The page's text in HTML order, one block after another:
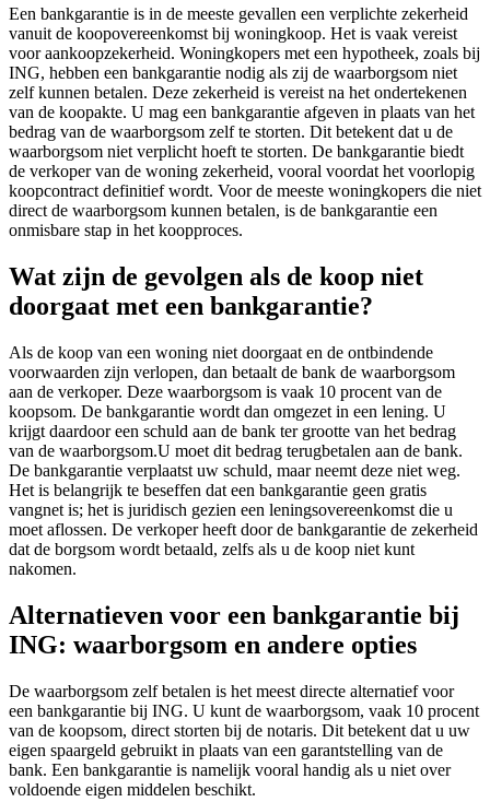
Een bankgarantie is in de meeste gevallen een verplichte zekerheid
vanuit de koopovereenkomst bij woningkoop. Het is vaak vereist
voor aankoopzekerheid. Woningkopers met een hypotheek, zoals bij
ING, hebben een bankgarantie nodig als zij de waarborgsom niet
zelf kunnen betalen. Deze zekerheid is vereist na het ondertekenen
van de koopakte. U mag een bankgarantie afgeven in plaats van het
bedrag van de waarborgsom zelf te storten. Dit betekent dat u de
waarborgsom niet verplicht hoeft te storten. De bankgarantie biedt
de verkoper van de woning zekerheid, vooral voordat het voorlopig
koopcontract definitief wordt. Voor de meeste woningkopers die niet
direct de waarborgsom kunnen betalen, is de bankgarantie een
onmisbare stap in het koopproces.
Wat zijn de gevolgen als de koop niet
doorgaat met een bankgarantie?
Als de koop van een woning niet doorgaat en de ontbindende
voorwaarden zijn verlopen, dan betaalt de bank de waarborgsom
aan de verkoper. Deze waarborgsom is vaak 10 procent van de
koopsom. De bankgarantie wordt dan omgezet in een lening. U
krijgt daardoor een schuld aan de bank ter grootte van het bedrag
van de waarborgsom.U moet dit bedrag terugbetalen aan de bank.
De bankgarantie verplaatst uw schuld, maar neemt deze niet weg.
Het is belangrijk te beseffen dat een bankgarantie geen gratis
vangnet is; het is juridisch gezien een leningsovereenkomst die u
moet aflossen. De verkoper heeft door de bankgarantie de zekerheid
dat de borgsom wordt betaald, zelfs als u de koop niet kunt
nakomen.
Alternatieven voor een bankgarantie bij
ING: waarborgsom en andere opties
De waarborgsom zelf betalen is het meest directe alternatief voor
een bankgarantie bij ING. U kunt de waarborgsom, vaak 10 procent
van de koopsom, direct storten bij de notaris. Dit betekent dat u uw
eigen spaargeld gebruikt in plaats van een garantstelling van de
bank. Een bankgarantie is namelijk vooral handig als u niet over
voldoende eigen middelen beschikt.